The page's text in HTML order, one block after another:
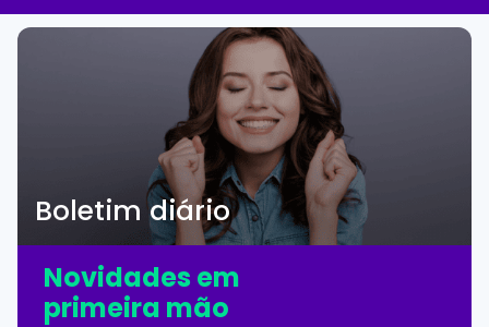
Novidades em
primeira mão
Boletim diário